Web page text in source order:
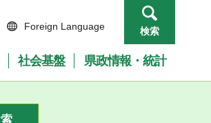
Foreign Language 検索
社会基盤 県政情報・統計